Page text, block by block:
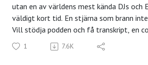
utan en av världens mest kända DJs och
väldigt kort tid. En stjärna som brann
Vill stödja podden och få transkript, en
uppgifter till varje avsnitt? Klicka här för
provperiod på Simple Swedish Center!
1 7.6K